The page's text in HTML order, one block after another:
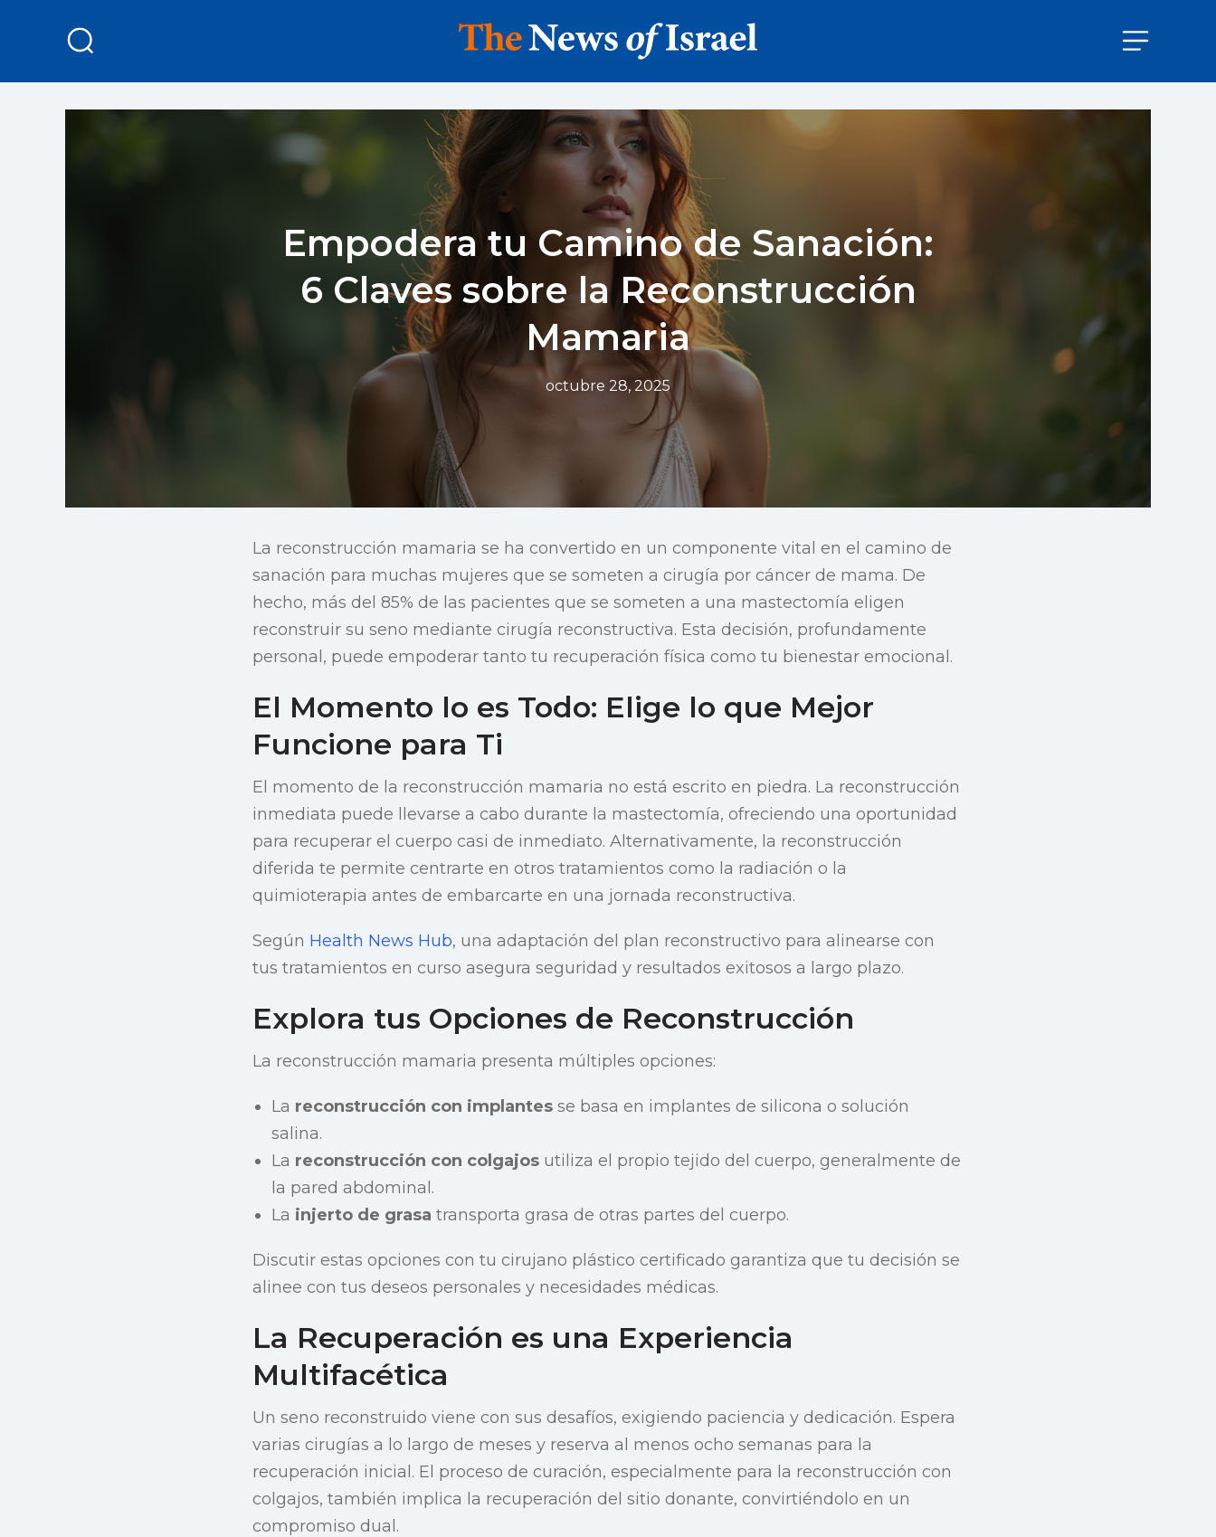
Empodera tu Camino de Sanación:
6 Claves sobre la Reconstrucción
Mamaria
octubre 28, 2025
La reconstrucción mamaria se ha convertido en un componente vital en el camino de
sanación para muchas mujeres que se someten a cirugía por cáncer de mama. De
hecho, más del 85% de las pacientes que se someten a una mastectomía eligen
reconstruir su seno mediante cirugía reconstructiva. Esta decisión, profundamente
personal, puede empoderar tanto tu recuperación física como tu bienestar emocional.
El Momento lo es Todo: Elige lo que Mejor
Funcione para Ti
El momento de la reconstrucción mamaria no está escrito en piedra. La reconstrucción
inmediata puede llevarse a cabo durante la mastectomía, ofreciendo una oportunidad
para recuperar el cuerpo casi de inmediato. Alternativamente, la reconstrucción
diferida te permite centrarte en otros tratamientos como la radiación o la
quimioterapia antes de embarcarte en una jornada reconstructiva.
Según Health News Hub, una adaptación del plan reconstructivo para alinearse con
tus tratamientos en curso asegura seguridad y resultados exitosos a largo plazo.
Explora tus Opciones de Reconstrucción
La reconstrucción mamaria presenta múltiples opciones:
La reconstrucción con implantesse basa en implantes de silicona o solución
salina.
La reconstrucción con colgajosutiliza el propio tejido del cuerpo, generalmente de
la pared abdominal.
La injerto de grasa transporta grasa de otras partes del cuerpo.
Discutir estas opciones con tu cirujano plástico certificado garantiza que tu decisión se
alinee con tus deseos personales y necesidades médicas.
La Recuperación es una Experiencia
Multifacética
Un seno reconstruido viene con sus desafíos, exigiendo paciencia y dedicación. Espera
varias cirugías a lo largo de meses y reserva al menos ocho semanas para la
recuperación inicial. El proceso de curación, especialmente para la reconstrucción con
colgajos, también implica la recuperación del sitio donante, convirtiéndolo en un
compromiso dual.